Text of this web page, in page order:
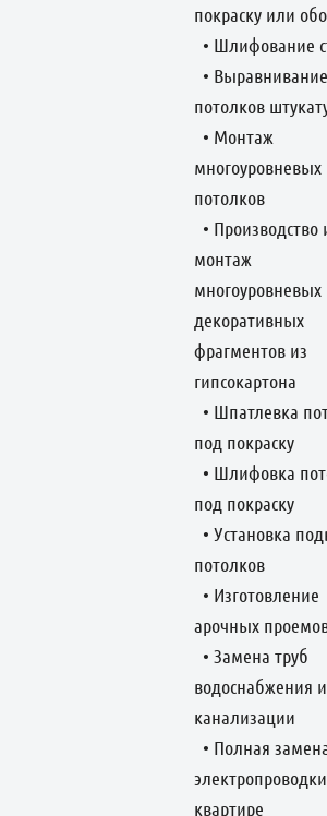
покраску или
• Шлифование
• Выравнивание
потолков
• Монтаж
многоуровневых
потолков
• Производство
монтаж
многоуровневых
декоративных
фрагментов из
гипсокартона
• Шпатлевка
под покраску
• Шлифовка
под покраску
• Установка
потолков
• Изготовление
арочных
• Замена труб
водоснабжения и
канализации
• Полная
квартире